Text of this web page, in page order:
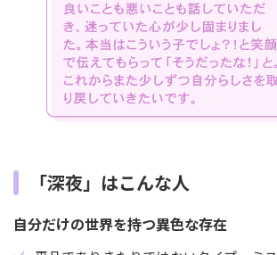
「深夜」はこんな人
自分だけの世界を持つ異色な存在